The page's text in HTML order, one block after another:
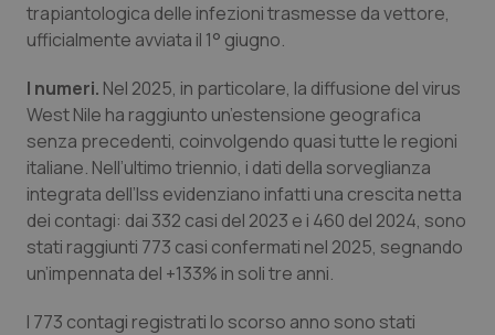
Molise
Piemonte
Provincia Autonoma di Bolzano
Provincia Autonoma di Trento
Puglia
Sardegna
Epatiti
HIV
Infezioni & Febbre
Ipertensione & Scompenso
Malattie rare
Malattia di Crohn & Rettocolite Ulcerosa
trapiantologica delle infezioni trasmesse da vettore,
ufficialmente avviata il 1° giugno.
I numeri. Nel 2025, in particolare, la diffusione del virus
West Nile ha raggiunto un’estensione geografica
senza precedenti, coinvolgendo quasi tutte le regioni
italiane. Nell’ultimo triennio, i dati della sorveglianza
integrata dell’Iss evidenziano infatti una crescita netta
dei contagi: dai 332 casi del 2023 e i 460 del 2024, sono
stati raggiunti 773 casi confermati nel 2025, segnando
un’impennata del +133% in soli tre anni.
I 773 contagi registrati lo scorso anno sono stati